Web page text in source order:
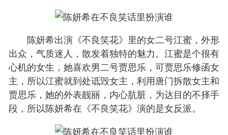
陈妍希出演《不良笑花》里的女二号江蜜，外形
出众，气质迷人，散发着独特的魅力。江蜜是个很有
心机的女生，她喜欢男二号贾思乐，可贾思乐修函女
主，所以江蜜就到处诋毁女主，利用唐门拆散女主和
贾思乐，她的外表靓丽，内心肮脏，为达目的不择手
段，所以陈妍希在《不良笑花》演的是女反派。